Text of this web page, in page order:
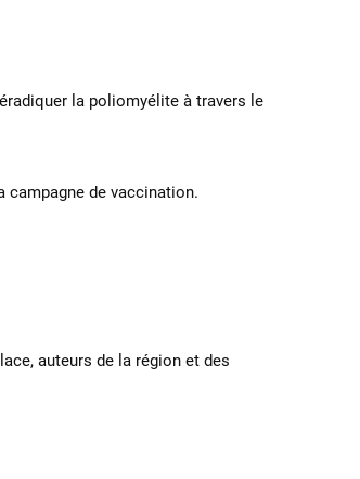
la poliomyélite à travers le
de vaccination.
auteurs de la région et des